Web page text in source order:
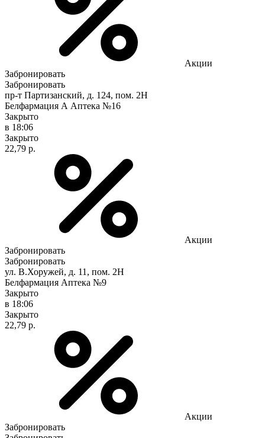
Акции
Забронировать
Забронировать
пр-т Партизанский, д. 124, пом. 2Н
Белфармация А Аптека №16
Закрыто
в 18:06
Закрыто
22,79 р.
Акции
Забронировать
Забронировать
ул. В.Хоружей, д. 11, пом. 2Н
Белфармация Аптека №9
Закрыто
в 18:06
Закрыто
22,79 р.
Акции
Забронировать